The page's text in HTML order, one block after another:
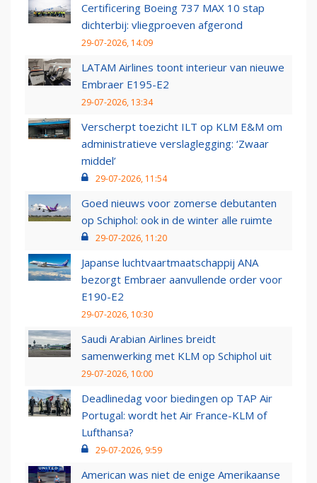
Certificering Boeing 737 MAX 10 stap
dichterbij: vliegproeven afgerond
29-07-2026, 14:09
LATAM Airlines toont interieur van nieuwe
Embraer E195-E2
29-07-2026, 13:34
Verscherpt toezicht ILT op KLM E&M om
administratieve verslaglegging: ‘Zwaar
middel’
29-07-2026, 11:54
Goed nieuws voor zomerse debutanten
op Schiphol: ook in de winter alle ruimte
29-07-2026, 11:20
Japanse luchtvaartmaatschappij ANA
bezorgt Embraer aanvullende order voor
E190-E2
29-07-2026, 10:30
Saudi Arabian Airlines breidt
samenwerking met KLM op Schiphol uit
29-07-2026, 10:00
Deadlinedag voor biedingen op TAP Air
Portugal: wordt het Air France-KLM of
Lufthansa?
29-07-2026, 9:59
American was niet de enige Amerikaanse